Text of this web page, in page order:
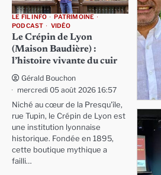
LE FIL INFO
PATRIMOINE
PODCAST
VIDÉO
Le Crépin de Lyon
(Maison Baudière) :
l’histoire vivante du cuir
Gérald Bouchon
mercredi 05 août 2026 16:57
Niché au cœur de la Presqu'île,
rue Tupin, le Crépin de Lyon est
une institution lyonnaise
historique. Fondée en 1895,
cette boutique mythique a
failli…